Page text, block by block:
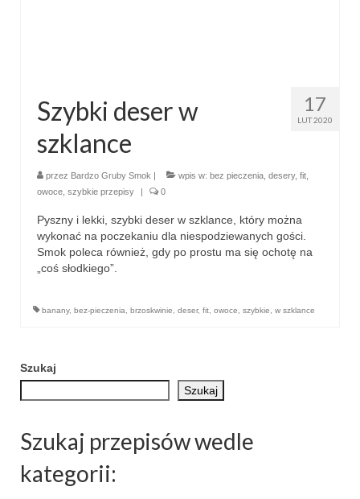
17
LUT 2020
Szybki deser w
szklance
przez Bardzo Gruby Smok | wpis w: bez pieczenia desery, fit
owoce szybkie przepisy | 0
Pyszny i lekki, szybki deser w szklance, który można
wykonać na poczekaniu dla niespodziewanych gości.
Smok poleca również, gdy po prostu ma się ochotę na
„coś słodkiego”.
banany, bez-pieczenia brzoskwinie deser, fit owoce szybkie w szklance
Szukaj
Szukaj
Szukaj przepisów wedle
kategorii: